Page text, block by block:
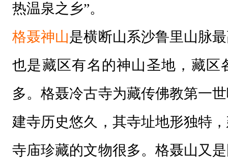
热温泉之乡”。
格聂神山是横断山系沙鲁里山脉
也是藏区有名的神山圣地，藏区
多。格聂冷古寺为藏传佛教第一
建寺历史悠久，其寺址地形独特
寺庙珍藏的文物很多。格聂山又